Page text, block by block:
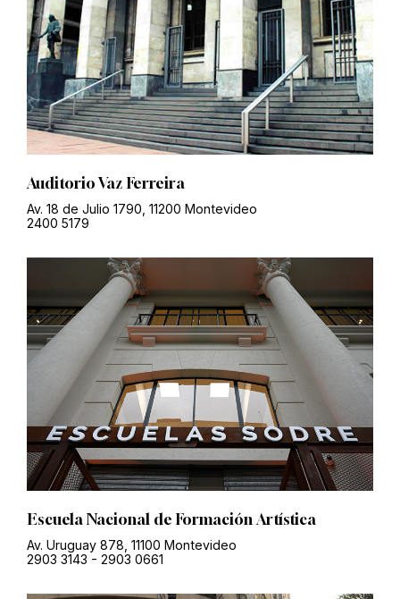
Auditorio Vaz Ferreira
Av. 18 de Julio 1790, 11200 Montevideo
2400 5179
Escuela Nacional de Formación Artística
Av. Uruguay 878, 11100 Montevideo
2903 3143 - 2903 0661